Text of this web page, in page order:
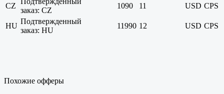
CZ
заказ: CZ
1090 11 USD CPS
HU
Подтвержденный
заказ: HU
11990 12 USD CPS
Похожие офферы